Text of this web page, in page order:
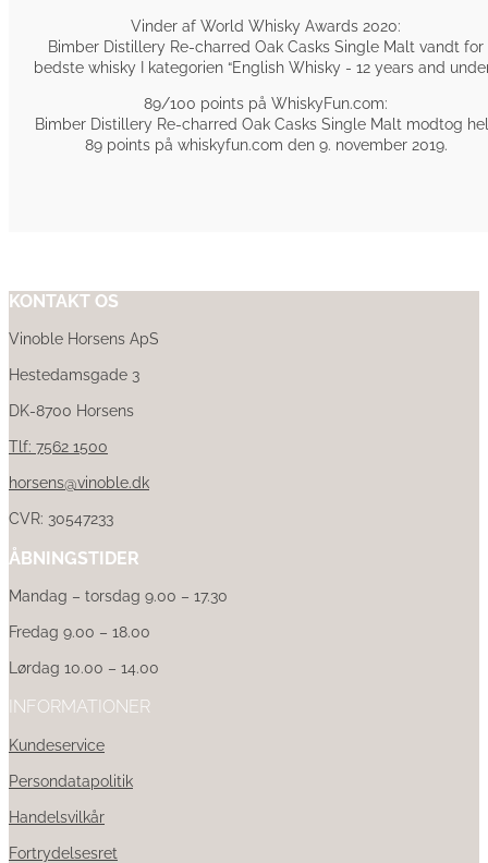
Vinder af World Whisky Awards 2020:
Bimber Distillery Re-charred Oak Casks Single Malt vandt for
bedste whisky I kategorien “English Whisky - 12 years and
89/100 points på WhiskyFun.com:
Bimber Distillery Re-charred Oak Casks Single Malt modtog
89 points på whiskyfun.com den 9. november 2019.
KONTAKT OS
Vinoble Horsens ApS
Hestedamsgade 3
DK-8700 Horsens
Tlf: 7562 1500
horsens@vinoble.dk
CVR: 30547233
ÅBNINGSTIDER
Mandag – torsdag 9.00 – 17.30
Fredag 9.00 – 18.00
Lørdag 10.00 – 14.00
INFORMATIONER
Kundeservice
Persondatapolitik
Handelsvilkår
Fortrydelsesret